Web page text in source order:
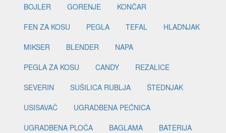
BOJLER
GORENJE
KONČAR
FEN ZA KOSU
PEGLA TEFAL
HLADNJAK
MIKSER
BLENDER
NAPA
PEGLA ZA KOSU
CANDY
REZALICE
SEVERIN
SUŠILICA RUBLJA
ŠTEDNJAK
USISAVAČ
UGRADBENA PEĆNICA
UGRADBENA PLOČA
BAGLAMA
BATERIJA